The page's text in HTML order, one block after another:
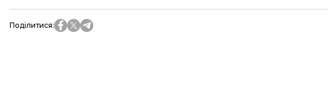
Поділитися: